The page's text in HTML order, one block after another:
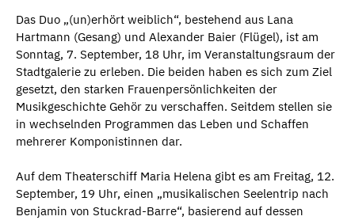
Das Duo „(un)erhört weiblich“, bestehend aus Lana
Hartmann (Gesang) und Alexander Baier (Flügel), ist am
Sonntag, 7. September, 18 Uhr, im Veranstaltungsraum der
Stadtgalerie zu erleben. Die beiden haben es sich zum Ziel
gesetzt, den starken Frauenpersönlichkeiten der
Musikgeschichte Gehör zu verschaffen. Seitdem stellen sie
in wechselnden Programmen das Leben und Schaffen
mehrerer Komponistinnen dar.
Auf dem Theaterschiff Maria Helena gibt es am Freitag, 12.
September, 19 Uhr, einen „musikalischen Seelentrip nach
Benjamin von Stuckrad-Barre“, basierend auf dessen